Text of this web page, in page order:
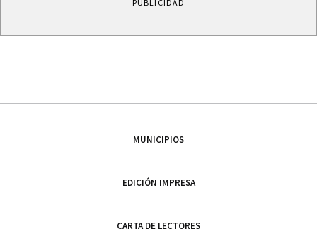
PUBLICIDAD
MUNICIPIOS
EDICIÓN IMPRESA
CARTA DE LECTORES